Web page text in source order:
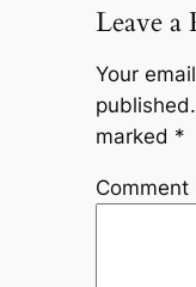
Leave a
Your
published.
marked *
Comment